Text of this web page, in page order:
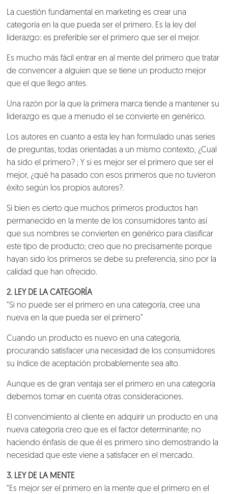
La cuestión fundamental en marketing es crear una
categoría en la que pueda ser el primero. Es la ley del
liderazgo: es preferible ser el primero que ser el mejor.
Es mucho más fácil entrar en al mente del primero que tratar
de convencer a alguien que se tiene un producto mejor
que el que llego antes.
Una razón por la que la primera marca tiende a mantener su
liderazgo es que a menudo el se convierte en genérico.
Los autores en cuanto a esta ley han formulado unas series
de preguntas, todas orientadas a un mismo contexto, ¿Cual
ha sido el primero? ; Y si es mejor ser el primero que ser el
mejor, ¿qué ha pasado con esos primeros que no tuvieron
éxito según los propios autores?.
Si bien es cierto que muchos primeros productos han
permanecido en la mente de los consumidores tanto así
que sus nombres se convierten en genérico para clasificar
este tipo de producto; creo que no precisamente porque
hayan sido los primeros se debe su preferencia, sino por la
calidad que han ofrecido.
2. LEY DE LA CATEGORÍA
“Si no puede ser el primero en una categoría, cree una
nueva en la que pueda ser el primero”
Cuando un producto es nuevo en una categoría,
procurando satisfacer una necesidad de los consumidores
su índice de aceptación probablemente sea alto.
Aunque es de gran ventaja ser el primero en una categoría
debemos tomar en cuenta otras consideraciones.
El convencimiento al cliente en adquirir un producto en una
nueva categoría creo que es el factor determinante; no
haciendo énfasis de que él es primero sino demostrando la
necesidad que este viene a satisfacer en el mercado.
3. LEY DE LA MENTE
“Es mejor ser el primero en la mente que el primero en el